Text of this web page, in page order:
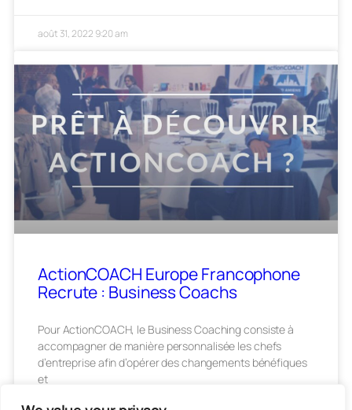
août 31, 2022 9:20 am
ActionCOACH Europe Francophone
Recrute : Business Coachs
Pour ActionCOACH, le Business Coaching consiste à
accompagner de manière personnalisée les chefs
d’entreprise afin d’opérer des changements bénéfiques
et